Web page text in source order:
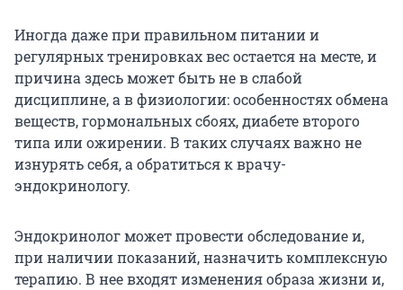
Иногда даже при правильном питании и
регулярных тренировках вес остается на месте, и
причина здесь может быть не в слабой
дисциплине, а в физиологии: особенностях обмена
веществ, гормональных сбоях, диабете второго
типа или ожирении. В таких случаях важно не
изнурять себя, а обратиться к врачу-
эндокринологу.
Эндокринолог может провести обследование и,
при наличии показаний, назначить комплексную
терапию. В нее входят изменения образа жизни и,